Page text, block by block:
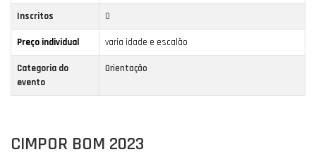
Inscritos 0
Preço individual varia idade e escalão
Categoria do
evento
Orientação
CIMPOR BOM 2023